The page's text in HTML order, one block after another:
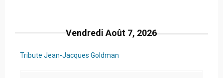
Vendredi Août 7, 2026
Tribute Jean-Jacques Goldman